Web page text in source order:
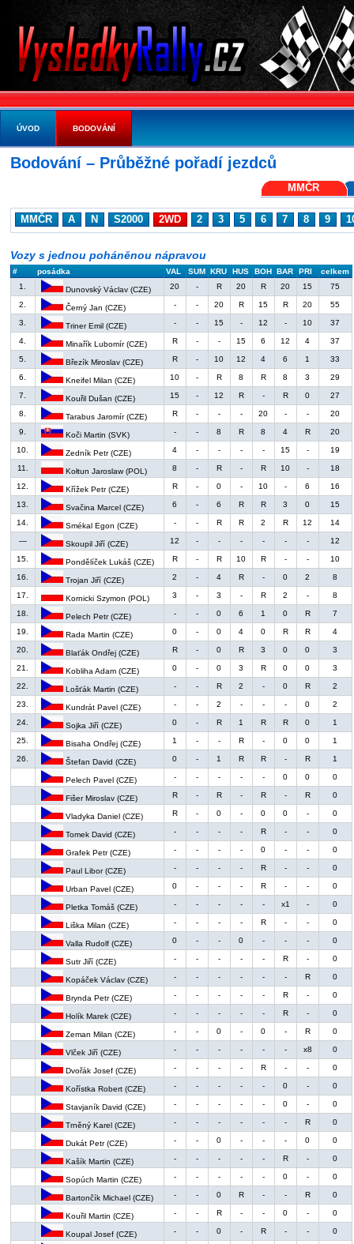
Bodování – Průběžné pořadí jezdců
MMČR
MMČR A N S2000 2WD 2 3 5 6 7 8 9
Vozy s jednou poháněnou nápravou
# posádka VAL SUM KRU HUS BOH BAR PRI
celkem
1.
Dunovský Václav (CZE) 20 - R 20 R 20 15 75
2. Černý Jan (CZE) - - 20 R 15 R 20 55
3. Triner Emil (CZE) - - 15 - 12 - 10 37
4. Minařík Lubomír (CZE) R - - 15 6 12 4 37
5. Březík Miroslav (CZE) R - 10 12 4 6 1 33
6. Kneifel Milan (CZE) 10 - R 8 R 8 3 29
7. Kouřil Dušan (CZE) 15 - 12 R - R 0 27
8. Tarabus Jaromír (CZE) R - - - 20 - - 20
9. Koči Martin (SVK) - - 8 R 8 4 R 20
10. Zedník Petr (CZE) 4 - - - - 15 - 19
11. Kołtun Jaroslaw (POL) 8 - R - R 10 - 18
12. Křížek Petr (CZE) R - 0 - 10 - 6 16
13. Svačina Marcel (CZE) 6 - 6 R R 3 0 15
14. Smékal Egon (CZE) - - R R 2 R 12 14
— Skoupil Jiří (CZE) 12 - - - - - - 12
15. Pondělíček Lukáš (CZE) R - R 10 R - - 10
16. Trojan Jiří (CZE) 2 - 4 R - 0 2 8
17. Kornicki Szymon (POL) 3 - 3 - R 2 - 8
18. Pelech Petr (CZE) - - 0 6 1 0 R 7
19. Rada Martin (CZE) 0 - 0 4 0 R R 4
20. Blaťák Ondřej (CZE) R - 0 R 3 0 0 3
21. Kobliha Adam (CZE) 0 - 0 3 R 0 0 3
22. Lošťák Martin (CZE) - - R 2 - 0 R 2
23. Kundrát Pavel (CZE) - - 2 - - - 0 2
24. Sojka Jiří (CZE) 0 - R 1 R R 0 1
25. Bisaha Ondřej (CZE) 1 - - R - 0 0 1
26. Štefan David (CZE) 0 - 1 R R - R 1
Pelech Pavel (CZE) - - - - - 0 0 0
Fišer Miroslav (CZE) R - R - R - R 0
Vladyka Daniel (CZE) R - 0 - 0 0 - 0
Tomek David (CZE) - - - - R - - 0
Grafek Petr (CZE) - - - - 0 - - 0
Paul Libor (CZE) - - - - R - - 0
Urban Pavel (CZE) 0 - - - R - - 0
Pletka Tomáš (CZE) - - - - - x1 - 0
Liška Milan (CZE) - - - - R - - 0
Valla Rudolf (CZE) 0 - - 0 - - - 0
Sutr Jiří (CZE) - - - - - R - 0
Kopáček Václav (CZE) - - - - - - R 0
Brynda Petr (CZE) - - - - - R - 0
Holík Marek (CZE) - - - - - R - 0
Zeman Milan (CZE) - - 0 - 0 - R 0
Vlček Jiří (CZE) - - - - - - x8 0
Dvořák Josef (CZE) - - - - R - - 0
Kořístka Robert (CZE) - - - - - 0 - 0
Stavjaník David (CZE) - - - - - 0 - 0
Trněný Karel (CZE) - - - - - - R 0
Dukát Petr (CZE) - - 0 - - - 0 0
Kašík Martin (CZE) - - - - - R - 0
Sopúch Martin (CZE) - - - - - 0 - 0
Bartončík Michael (CZE) - - 0 R - - R 0
Kouřil Martin (CZE) - - R - - 0 - 0
Koupal Josef (CZE) - - 0 - R - - 0
ÚVOD BODOVÁNÍ